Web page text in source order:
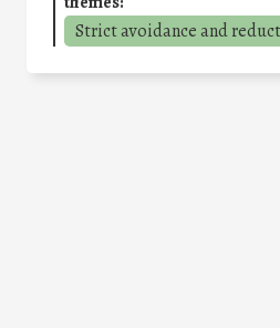
Strict avoidance and